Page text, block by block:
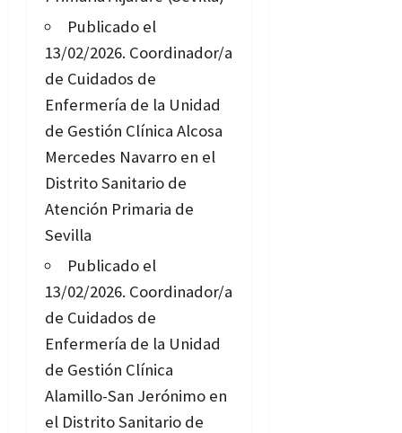
Publicado el
13/02/2026. Coordinador/a
de Cuidados de
Enfermería de la Unidad
de Gestión Clínica Alcosa
Mercedes Navarro en el
Distrito Sanitario de
Atención Primaria de
Sevilla
Publicado el
13/02/2026. Coordinador/a
de Cuidados de
Enfermería de la Unidad
de Gestión Clínica
Alamillo-San Jerónimo en
el Distrito Sanitario de